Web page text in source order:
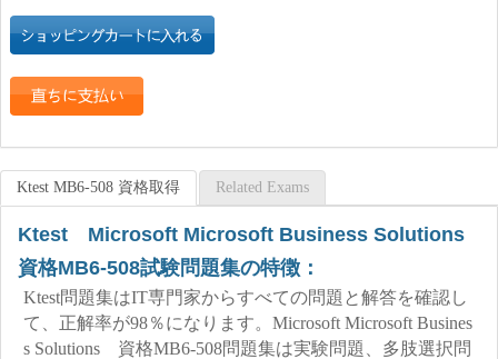
Ktest MB6-508 資格取得 Related Exams
Ktest Microsoft Microsoft Business Solutions
資格MB6-508試験問題集の特徴：
Ktest問題集はIT専門家からすべての問題と解答を確認し
て、正解率が98％になります。Microsoft Microsoft Busines
s Solutions 資格MB6-508問題集は実験問題、多肢選択問